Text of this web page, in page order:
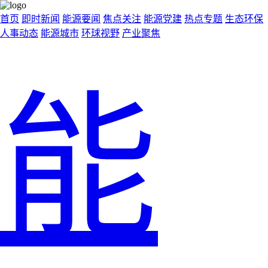
首页 即时新闻 能源要闻 焦点关注 能源党建 热点专题 生态环保
人事动态 能源城市 环球视野 产业聚焦
能